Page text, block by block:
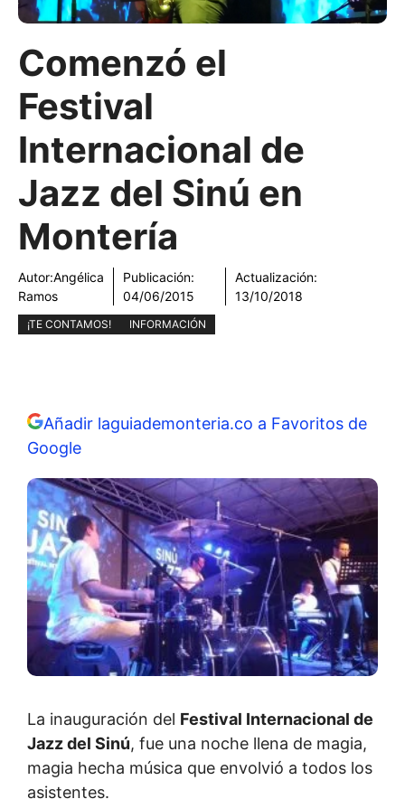
Comenzó el
Festival
Internacional de
Jazz del Sinú en
Montería
Autor:Angélica
Ramos
Publicación:
04/06/2015
Actualización:
13/10/2018
¡TE CONTAMOS! INFORMACIÓN
Añadir laguiademonteria.co a Favoritos de
Google
La inauguración del Festival Internacional de
Jazz del Sinú, fue una noche llena de magia,
magia hecha música que envolvió a todos los
asistentes.